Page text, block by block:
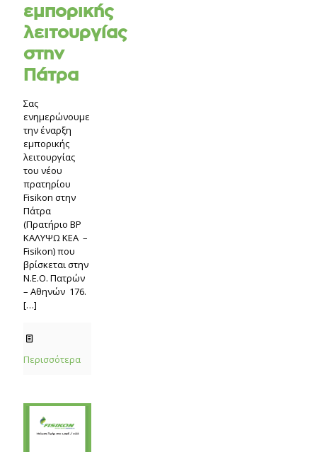
εμπορικής
λειτουργίας
στην
Πάτρα
Σας
ενημερώνουμε
την έναρξη
εμπορικής
λειτουργίας
του νέου
πρατηρίου
Fisikon στην
Πάτρα
(Πρατήριο BP
ΚΑΛΥΨΩ ΚΕΑ –
Fisikon) που
βρίσκεται στην
Ν.Ε.Ο. Πατρών
– Αθηνών 176.
[…]
Περισσότερα